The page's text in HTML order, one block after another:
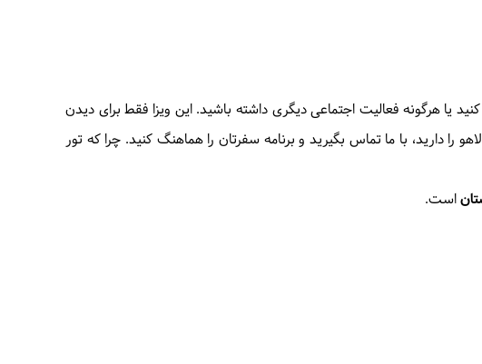
یا هرگونه فعالیت اجتماعی دیگری داشته باشید. این ویزا فقط برای دیدن
دارید، با ما تماس بگیرید و برنامه سفرتان را هماهنگ کنید. چرا که تور
است.